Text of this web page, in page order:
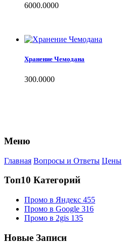
6000.0000
Хранение Чемодана
300.0000
Меню
Главная Вопросы и Ответы Цены
Топ10 Категорий
Промо в Яндекс 455
Промо в Google 316
Промо в 2gis 135
Новые Записи